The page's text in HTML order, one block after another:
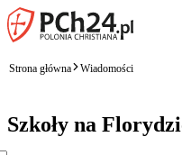
Strona główna Wiadomości
Szkoły na